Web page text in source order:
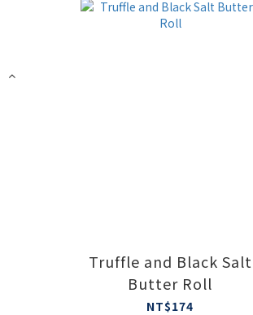
Truffle and Black Salt
Butter Roll
NT$174